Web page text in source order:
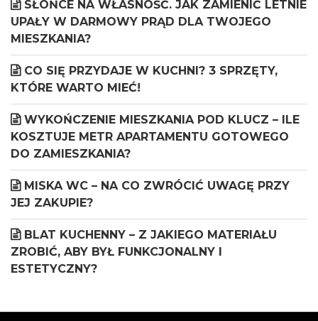
SŁOŃCE NA WŁASNOŚĆ. JAK ZAMIENIĆ LETNIE
UPAŁY W DARMOWY PRĄD DLA TWOJEGO
MIESZKANIA?
CO SIĘ PRZYDAJE W KUCHNI? 3 SPRZĘTY,
KTÓRE WARTO MIEĆ!
WYKOŃCZENIE MIESZKANIA POD KLUCZ – ILE
KOSZTUJE METR APARTAMENTU GOTOWEGO
DO ZAMIESZKANIA?
MISKA WC – NA CO ZWRÓCIĆ UWAGĘ PRZY
JEJ ZAKUPIE?
BLAT KUCHENNY – Z JAKIEGO MATERIAŁU
ZROBIĆ, ABY BYŁ FUNKCJONALNY I
ESTETYCZNY?